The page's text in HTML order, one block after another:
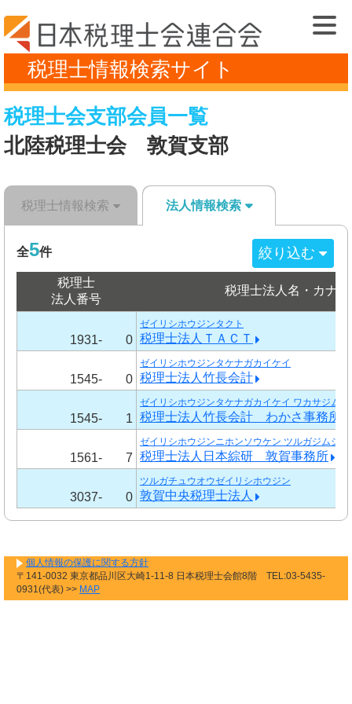
税理士情報検索サイト
税理士会支部会員一覧
北陸税理士会 敦賀支部
税理士情報検索 法人情報検索
全5件 絞り込む
税理士
法人番号
税理士法人名・カナ
1931- 0
ゼイリシホウジンタクト
税理士法人ＴＡＣＴ
1545- 0
ゼイリシホウジンタケナガカイケイ
税理士法人竹長会計
1545- 1
ゼイリシホウジンタケナガカイケイ ワカサジムシ
税理士法人竹長会計 わかさ事務所
1561- 7
ゼイリシホウジンニホンソウケン ツルガジムショ
税理士法人日本綜研 敦賀事務所
3037- 0
ツルガチュウオウゼイリシホウジン
敦賀中央税理士法人
個人情報の保護に関する方針
〒141-0032 東京都品川区大崎1-11-8 日本税理士会館8階 TEL:03-5435-
0931(代表) >> MAP